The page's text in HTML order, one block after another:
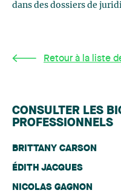
dans des dossiers de
Retour à la liste
CONSULTER LES
PROFESSIONNELS
BRITTANY CARSON
ÉDITH JACQUES
NICOLAS GAGNON